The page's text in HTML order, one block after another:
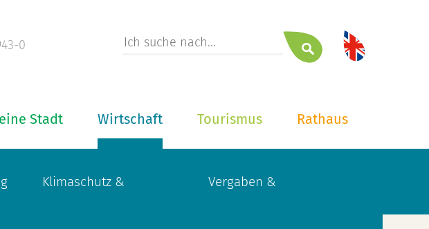
0
Rathaus
Tourismus
Wirtschaft
Klimaschutz & Vergaben &
Stadt